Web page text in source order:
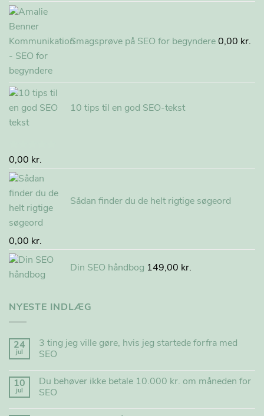
Smagsprøve på SEO for begyndere 0,00 kr.
10 tips til en god SEO-tekst
Vurderet
5.00ud af
5
0,00 kr.
Sådan finder du de helt rigtige søgeord
0,00 kr.
Din SEO håndbog 149,00 kr.
NYESTE INDLÆG
24
jul
3 ting jeg ville gøre, hvis jeg startede forfra med
SEO
10
jul
Du behøver ikke betale 10.000 kr. om måneden for
SEO